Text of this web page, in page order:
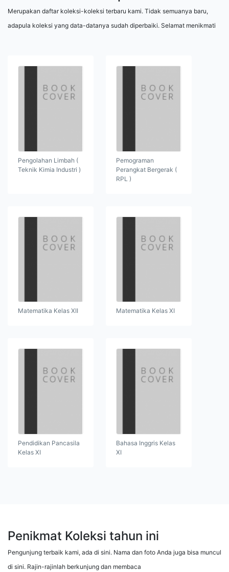
Merupakan daftar koleksi-koleksi terbaru kami. Tidak semuanya baru,
adapula koleksi yang data-datanya sudah diperbaiki. Selamat menikmati
Pengolahan Limbah (
Teknik Kimia Industri )
Pemograman
Perangkat Bergerak (
RPL )
Matematika Kelas XII Matematika Kelas XI
Pendidikan Pancasila
Kelas XI
Bahasa Inggris Kelas
XI
Penikmat Koleksi tahun ini
Pengunjung terbaik kami, ada di sini. Nama dan foto Anda juga bisa muncul
di sini. Rajin-rajinlah berkunjung dan membaca